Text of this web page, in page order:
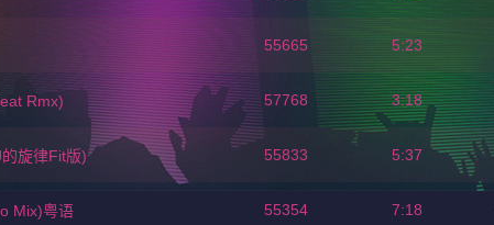
55665 5:23
Rmx) 57768 3:18
旋律Fit版) 55833 5:37
Mix)粤语 55354 7:18